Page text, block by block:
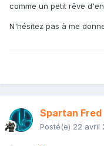
comme un petit rêve
N'hésitez pas à me
Spartan Fred
Posté(e) 22 avril